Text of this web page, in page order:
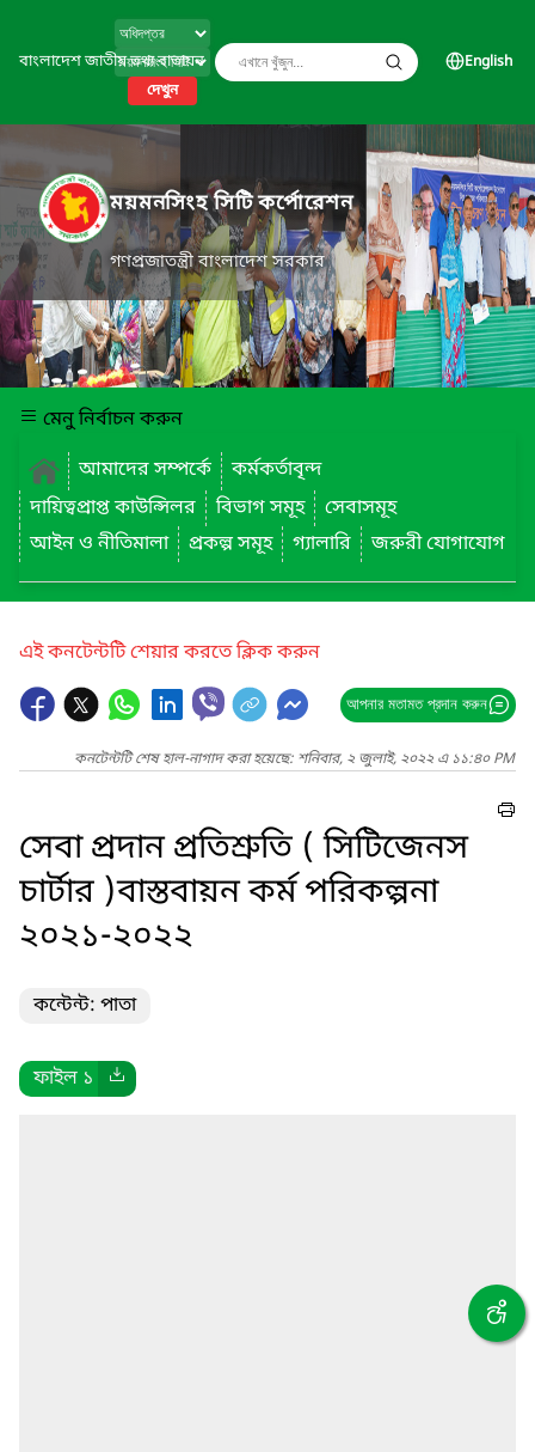
বাংলাদেশ জাতীয় তথ্য বাতায়ন
দেখুন
English
ময়মনসিংহ সিটি কর্পোরেশন
গণপ্রজাতন্ত্রী বাংলাদেশ সরকার
মেনু নির্বাচন করুন
আমাদের সম্পর্কে
কর্মকর্তাবৃন্দ
দায়িত্বপ্রাপ্ত কাউন্সিলর
বিভাগ সমূহ
সেবাসমূহ
আইন ও নীতিমালা
প্রকল্প সমূহ গ্যালারি জরুরী যোগাযোগ
এই কনটেন্টটি শেয়ার করতে ক্লিক করুন
আপনার মতামত প্রদান করুন
কনটেন্টটি শেষ হাল-নাগাদ করা হয়েছে: শনিবার, ২ জুলাই, ২০২২ এ ১১:৪০ PM
সেবা প্রদান প্রতিশ্রুতি ( সিটিজেনস
চার্টার )বাস্তবায়ন কর্ম পরিকল্পনা
২০২১-২০২২
কন্টেন্ট: পাতা
ফাইল ১